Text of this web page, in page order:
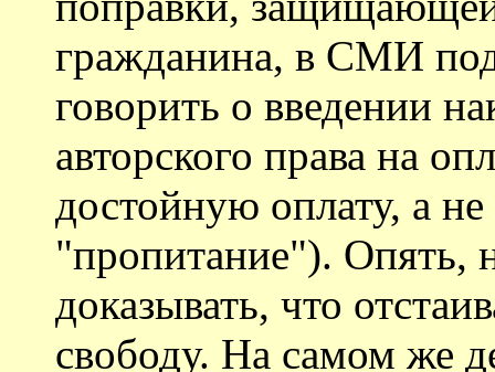
гражданина, в СМИ
говорить о введении
авторского права на
достойную оплату, а
"пропитание"). Опять,
доказывать, что
свободу. На самом же